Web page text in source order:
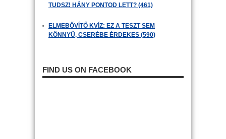
TUDSZ! HÁNY PONTOD LETT? (461)
ELMEBŐVÍTŐ KVÍZ: EZ A TESZT SEM
KÖNNYŰ, CSERÉBE ÉRDEKES (590)
FIND US ON FACEBOOK